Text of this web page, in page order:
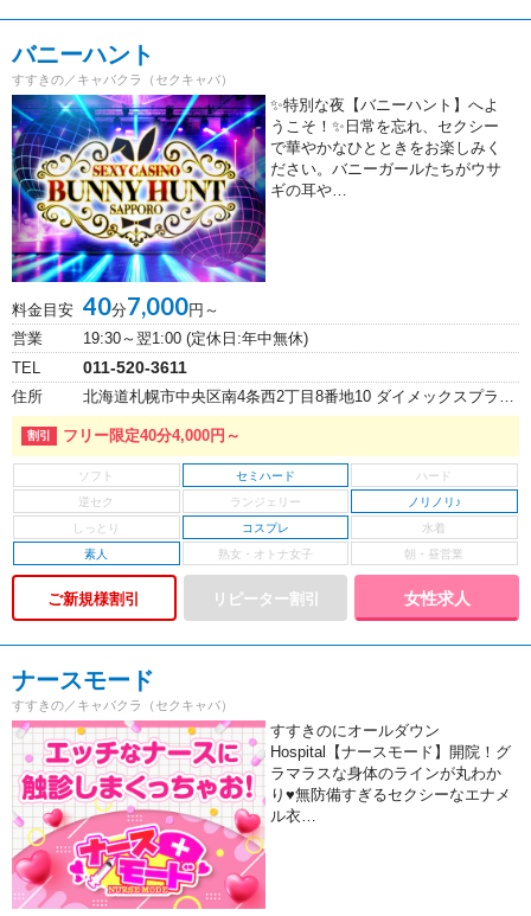
バニーハント
すすきの／キャバクラ（セクキャバ）
✨特別な夜【バニーハント】へよ
うこそ！✨日常を忘れ、セクシー
で華やかなひとときをお楽しみく
ださい。バニーガールたちがウサ
ギの耳や…
料金目安 40分7,000円～
営業
19:30～翌1:00 (定休日:年中無休)
TEL
011-520-3611
住所 北海道札幌市中央区南4条西2丁目8番地10 ダイメックスプラザ5番館 6階
フリー限定40分4,000円～
セミハード
ノリノリ♪
コスプレ
素人
ご新規様割引 女性求人
ナースモード
すすきの／キャバクラ（セクキャバ）
すすきのにオールダウン
Hospital【ナースモード】開院！グ
ラマラスな身体のラインが丸わか
り♥無防備すぎるセクシーなエナメ
ル衣…